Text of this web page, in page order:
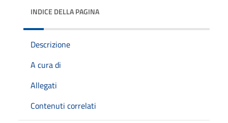
INDICE DELLA PAGINA
Descrizione
A cura di
Allegati
Contenuti correlati